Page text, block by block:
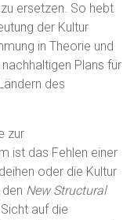
ersetzen. So hebt
der Kultur
in Theorie und
Plans für
des
zur
ist das Fehlen einer
oder die Kultur
New Structural
auf die